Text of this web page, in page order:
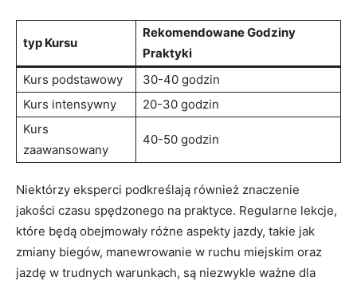
typ Kursu
Rekomendowane⁣ Godziny⁢
Praktyki
Kurs podstawowy
30-40 godzin
Kurs intensywny
20-30⁣ godzin
Kurs
zaawansowany
40-50 godzin
Niektórzy ⁣eksperci ​podkreślają również znaczenie‍
jakości czasu spędzonego na praktyce. Regularne lekcje,
które będą ⁣obejmowały różne⁤ aspekty jazdy, takie jak
zmiany⁣ biegów, manewrowanie w ruchu​ miejskim oraz
‌jazdę‍ w trudnych⁢ warunkach, są⁢ niezwykle ważne dla